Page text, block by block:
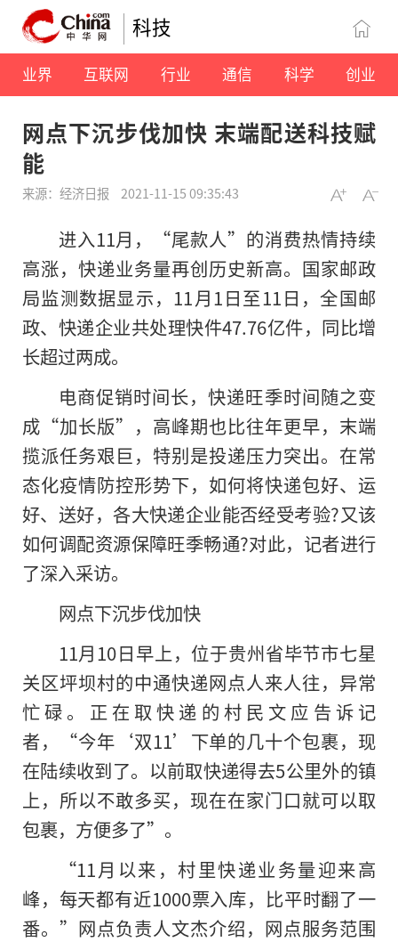
科技
业界 互联网 行业 通信 科学 创业
网点下沉步伐加快 末端配送科技赋
能
来源：经济日报 2021-11-15 09:35:43
进入11月，“尾款人”的消费热情持续
高涨，快递业务量再创历史新高。国家邮政
局监测数据显示，11月1日至11日，全国邮
政、快递企业共处理快件47.76亿件，同比增
长超过两成。
电商促销时间长，快递旺季时间随之变
成“加长版”，高峰期也比往年更早，末端
揽派任务艰巨，特别是投递压力突出。在常
态化疫情防控形势下，如何将快递包好、运
好、送好，各大快递企业能否经受考验?又该
如何调配资源保障旺季畅通?对此，记者进行
了深入采访。
网点下沉步伐加快
11月10日早上，位于贵州省毕节市七星
关区坪坝村的中通快递网点人来人往，异常
忙碌。正在取快递的村民文应告诉记
者，“今年‘双11’下单的几十个包裹，现
在陆续收到了。以前取快递得去5公里外的镇
上，所以不敢多买，现在在家门口就可以取
包裹，方便多了”。
“11月以来，村里快递业务量迎来高
峰，每天都有近1000票入库，比平时翻了一
番。”网点负责人文杰介绍，网点服务范围